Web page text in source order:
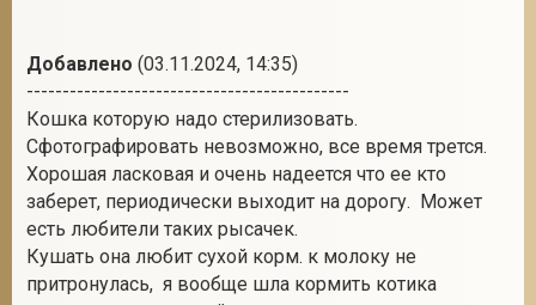
Добавлено (03.11.2024, 14:35)
---------------------------------------------
Кошка которую надо стерилизовать.
Сфотографировать невозможно, все время трется.
Хорошая ласковая и очень надеется что ее кто
заберет, периодически выходит на дорогу. Может
есть любители таких рысачек.
Кушать она любит сухой корм. к молоку не
притронулась, я вообще шла кормить котика